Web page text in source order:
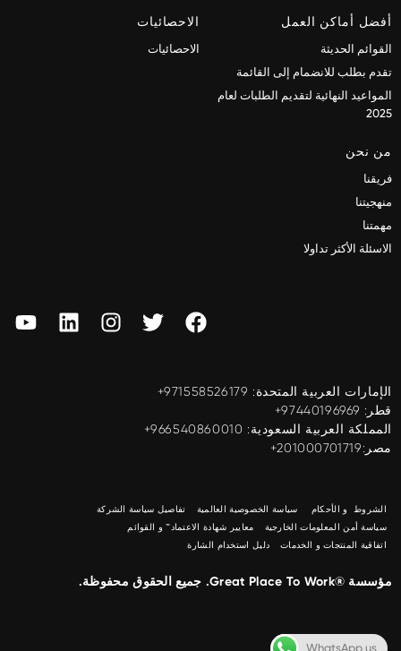
أفضل أماكن العمل
القوائم الحديثة
تقدم بطلب للانضمام إلى القائمة
المواعيد النهائية لتقديم الطلبات لعام
2025
الاحصائيات
الاحصائيات
من نحن
فريقنا
منهجيتنا
مهمتنا
الاسئلة الأكثر تداولا
الإمارات العربية المتحدة: ‎+971558526179
قطر: ‎+97440196969
المملكة العربية السعودية: ‎+966540860010
مصر:201000701719+
الشروط و الأحكام سياسة الخصوصية العالمية
تفاصيل سياسة الشركة
سياسة أمن المعلومات الخارجية
معايير شهادة الاعتماد™ و القوائم
اتفاقية المنتجات و الخدمات
دليل استخدام الشارة
مؤسسة ®Great Place To Work. جميع الحقوق محفوظة.
WhatsApp us